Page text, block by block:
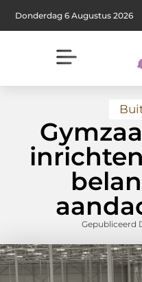
Donderdag 6 Augustus 2026
Gepubliceerd